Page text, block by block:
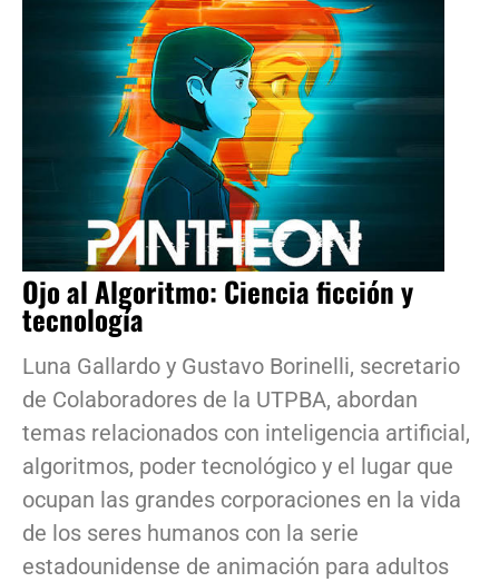
Ojo al Algoritmo: Ciencia ficción y
tecnología
Luna Gallardo y Gustavo Borinelli, secretario
de Colaboradores de la UTPBA, abordan
temas relacionados con inteligencia artificial,
algoritmos, poder tecnológico y el lugar que
ocupan las grandes corporaciones en la vida
de los seres humanos con la serie
estadounidense de animación para adultos